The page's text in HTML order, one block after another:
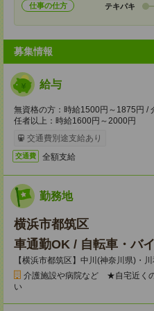
仕事の仕方 テキパキ
募集情報
給与
無資格の方：時給1500円～1875円 /
任者以上：時給1600円～2000円
交通費別途支給あり
交通費 全額支給
勤務地
横浜市都筑区
車通勤OK / 自転車・バ
【横浜市都筑区】中川(神奈川県)・
介護施設や病院など ★自宅近く
い